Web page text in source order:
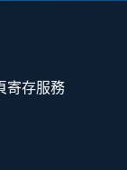
寄存服務